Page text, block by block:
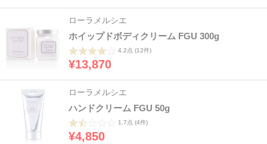
ローラメルシエ
ホイップドボディクリーム FGU 300g
4.2点 (12件)
¥13,870
ローラメルシエ
ハンドクリーム FGU 50g
1.7点 (4件)
¥4,850